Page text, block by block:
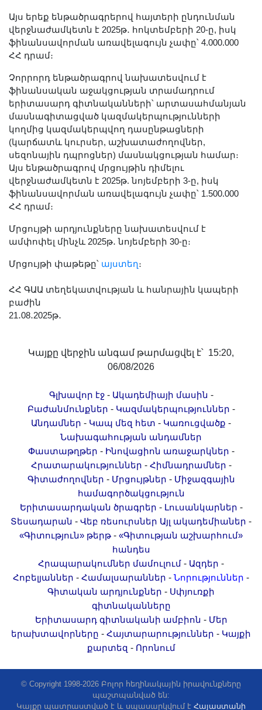
Այս երեք ենթածրագրերով հայտերի ընդունման
վերջնաժամկետն է 2025թ․ հոկտեմբերի 20-ը, իսկ
ֆինանսավորման առավելագույն չափը՝ 4.000.000
ՀՀ դրամ։
Չորրորդ ենթածրագրով նախատեսվում է
ֆինանսական աջակցության տրամադրում
երիտասարդ գիտնականների՝ արտասահմանյան
մասնագիտացված կազմակերպությունների
կողմից կազմակերպվող դասընթացների
(կարճատև կուրսեր, աշխատաժողովներ,
սեզոնային դպրոցներ) մասնակցության համար։
Այս ենթածրագրով մրցույթին դիմելու
վերջնաժամկետն է 2025թ. նոյեմբերի 3-ը, իսկ
ֆինանսավորման առավելագույն չափը՝ 1.500.000
ՀՀ դրամ։
Մրցույթի արդյունքները նախատեսվում է
ամփոփել մինչև 2025թ․ նոյեմբերի 30-ը։
Մրցույթի փաթեթը՝ այստեղ։
ՀՀ ԳԱԱ տեղեկատվության և հանրային կապերի
բաժին
21․08․2025թ․
Կայքը վերջին անգամ թարմացվել է՝ 15:20,
06/08/2026
Գլխավոր էջ- Ակադեմիայի մասին -
Բաժանմունքներ - Կազմակերպություններ -
Անդամներ - Կապ մեզ հետ - Կառուցվածք -
Նախագահության անդամներ
Փաստաթղթեր - Ինովացիոն առաջարկներ -
Հրատարակություններ - Հիմնադրամներ -
Գիտաժողովներ - Մրցույթներ - Միջազգային
համագործակցություն
Երիտասարդական ծրագրեր - Լուսանկարներ -
Տեսադարան - Վեբ ռեսուրսներ Այլ ակադեմիաներ -
«Գիտություն» թերթ - «Գիտության աշխարհում»
հանդես
Հրապարակումներ մամուլում - Ազդեր -
Հոբելյաններ - Համալսարաններ - Նորություններ -
Գիտական արդյունքներ - Սփյուռքի
գիտնականները
Երիտասարդ գիտնականի ամբիոն - Մեր
երախտավորները - Հայտարարություններ - Կայքի
քարտեզ - Որոնում
© Copyright 1998-2026 Բոլոր հեղինակային իրավունքները
պաշտպանված են:
Կայքը պատրաստված է և սպասարկվում է Հայաստանի